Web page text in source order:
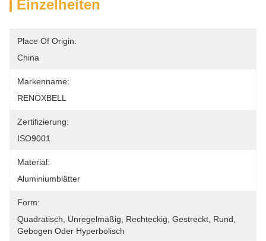
Einzelheiten
Place Of Origin:
China
Markenname:
RENOXBELL
Zertifizierung:
ISO9001
Material:
Aluminiumblätter
Form:
Quadratisch, Unregelmäßig, Rechteckig, Gestreckt, Rund,
Gebogen Oder Hyperbolisch